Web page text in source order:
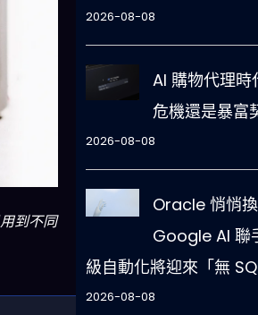
到不同
2026-08-08
AI 購物代理
危機還是暴富
2026-08-08
Oracle 悄悄
Google AI 聯
級自動化將迎來「無
2026-08-08